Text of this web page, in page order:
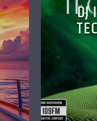
DJ